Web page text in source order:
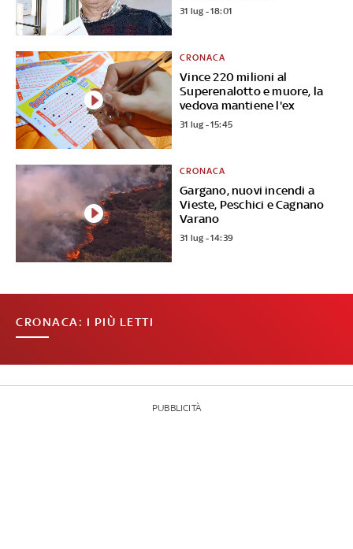
31 lug - 18:01
Vince 220 milioni al
Superenalotto e muore, la
vedova mantiene l'ex
CRONACA
31 lug - 15:45
Gargano, nuovi incendi a
Vieste, Peschici e Cagnano
Varano
CRONACA
31 lug - 14:39
CRONACA: I PIÙ LETTI
PUBBLICITÀ